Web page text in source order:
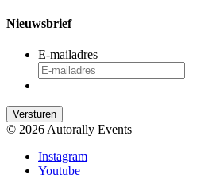
Nieuwsbrief
E-mailadres
© 2026 Autorally Events
Instagram
Youtube